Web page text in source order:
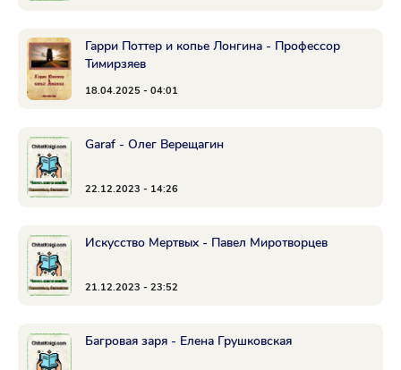
Гарри Поттер и копье Лонгина - Профессор
Тимирзяев
18.04.2025 - 04:01
Garaf - Олег Верещагин
22.12.2023 - 14:26
Искусство Мертвых - Павел Миротворцев
21.12.2023 - 23:52
Багровая заря - Елена Грушковская